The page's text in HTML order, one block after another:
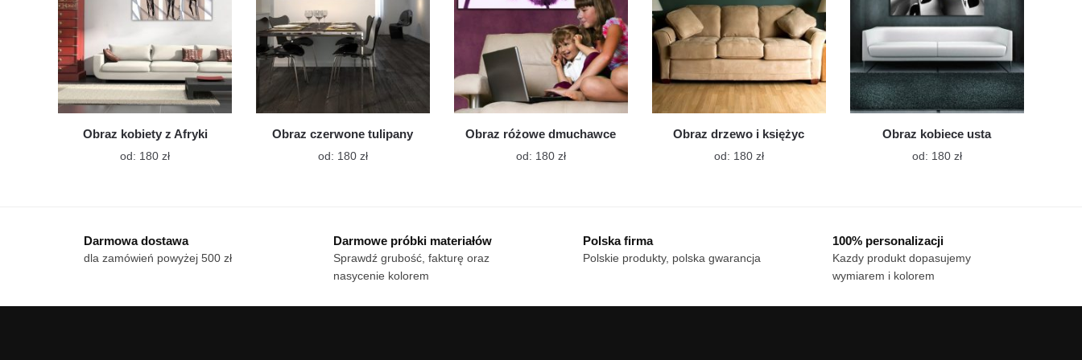
stronie
stronie
produktu
stronie
produktu
stronie
produktu
stronie
produktu
Obraz kobiety z Afryki
od: 180 złTen
Opcje
można
Obraz czerwone tulipany
od: 180 złTen
Opcje
można
wybrać
Obraz różowe dmuchawce
od: 180 złTen
Opcje
można
Obraz drzewo i księżyc
od: 180 złTen
Obraz kobiece usta
od: 180 złTen
można
Darmowa dostawa
dla zamówień powyżej 500 zł
Darmowe próbki materiałów
Sprawdź grubość, fakturę oraz
nasycenie kolorem
Polska firma
Polskie produkty, polska gwarancja
100% personalizacji
Kazdy produkt dopasujemy
wymiarem i kolorem